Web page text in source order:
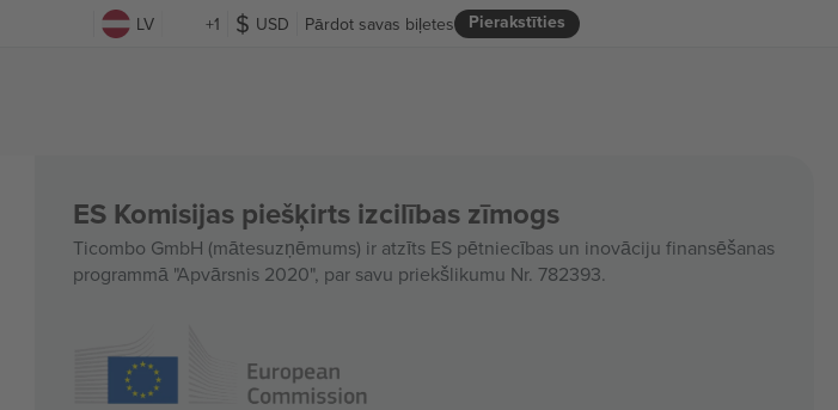
LV +1 USD Pierakstīties
Pārdot savas biļetes
ES Komisijas piešķirts izcilības zīmogs
Ticombo GmbH (mātesuzņēmums) ir atzīts ES pētniecības un inovāciju finansēšanas
programmā "Apvārsnis 2020", par savu priekšlikumu Nr. 782393.